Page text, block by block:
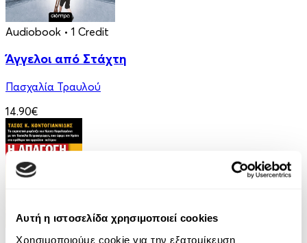
Αυτή η ιστοσελίδα χρησιμοποιεί cookies
Χρησιμοποιούμε cookie για την εξατομίκευση
Audiobook • 1 Credit
Άγγελοι από Στάχτη
Πασχαλία Τραυλού
14.90€
eBook